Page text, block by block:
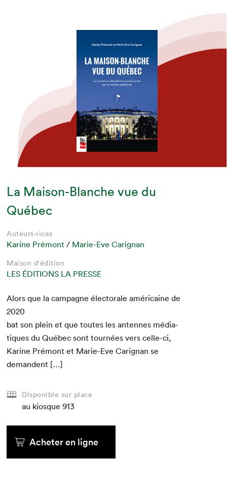
La Maison-Blanche vue du
Québec
Auteurs·rices
Karine Prémont / Marie-Eve Carignan
Maison d'édition
LES ÉDITIONS LA PRESSE
Alors que la cam­pagne élec­torale améri­caine de
2020
bat son plein et que toutes les antennes médi­a­
tiques du Québec sont tournées vers celle-ci,
Karine Pré­mont et Marie-Eve Carig­nan se
demandent […]
Disponible sur place
au kiosque 913
Acheter en ligne